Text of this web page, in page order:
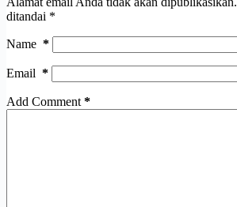
ditandai *
Name *
Email *
Add Comment*